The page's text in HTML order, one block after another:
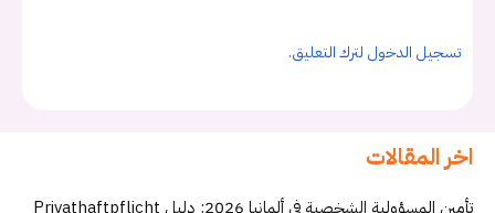
تسجيل الدخول لترك التعليق.
اخر المقالات
تأمين المسؤولية الشخصية في ألمانيا 2026: دليل Privathaftpflicht